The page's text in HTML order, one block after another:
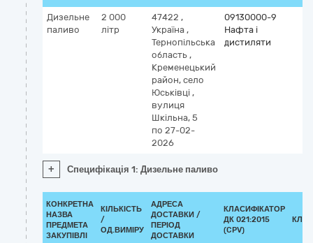
Дизельне
паливо
2 000
літр
47422 ,
Україна ,
Тернопільська
область ,
Кременецький
район, село
Юськівці ,
вулиця
Шкільна, 5
по 27-02-
2026
09130000-9
Нафта і
дистиляти
+ Специфікація 1: Дизельне паливо
КОНКРЕТНА
НАЗВА
ПРЕДМЕТА
ЗАКУПІВЛІ
КІЛЬКІСТЬ
/
ОД.ВИМІРУ
АДРЕСА
ДОСТАВКИ /
ПЕРІОД
ДОСТАВКИ
КЛАСИФІКАТОР
ДК 021:2015
(CPV)